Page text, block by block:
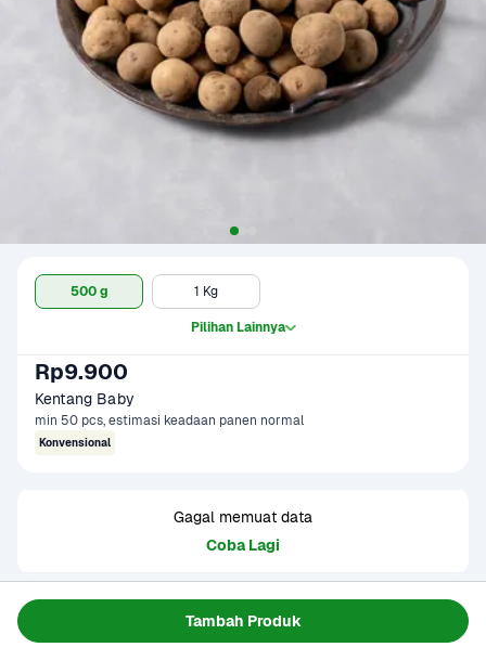
Tambah Produk
500 g 1 Kg
Pilihan Lainnya
Rp9.900
Kentang Baby
min 50 pcs, estimasi keadaan panen normal
Konvensional
Gagal memuat data
Coba Lagi
Informasi Produk
Kentang baby memiliki bentuk bulat dan berukuran kecil.